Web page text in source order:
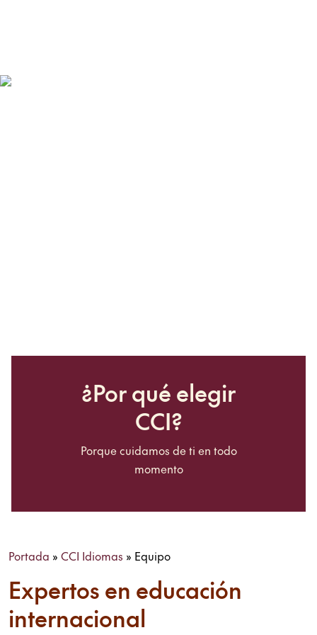
¿Por qué elegir
CCI?
Porque cuidamos de ti en todo
momento
Portada » CCI Idiomas » Equipo
Expertos en educación
internacional